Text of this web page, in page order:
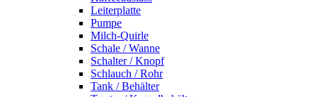
Leiterplatte
Pumpe
Milch-Quirle
Schale / Wanne
Schalter / Knopf
Schlauch / Rohr
Tank / Behälter